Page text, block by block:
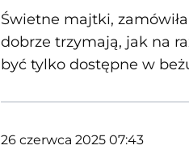
Recenzja z oceną 5
Świetne majtki,
dobrze trzymają, jak na
być tylko dostępne w
26 czerwca 2025 07:43